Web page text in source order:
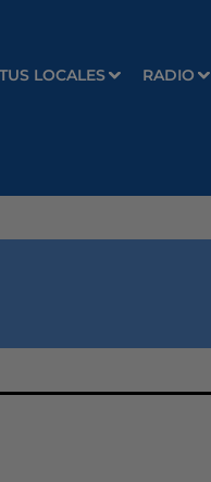
LOCALES RADIO